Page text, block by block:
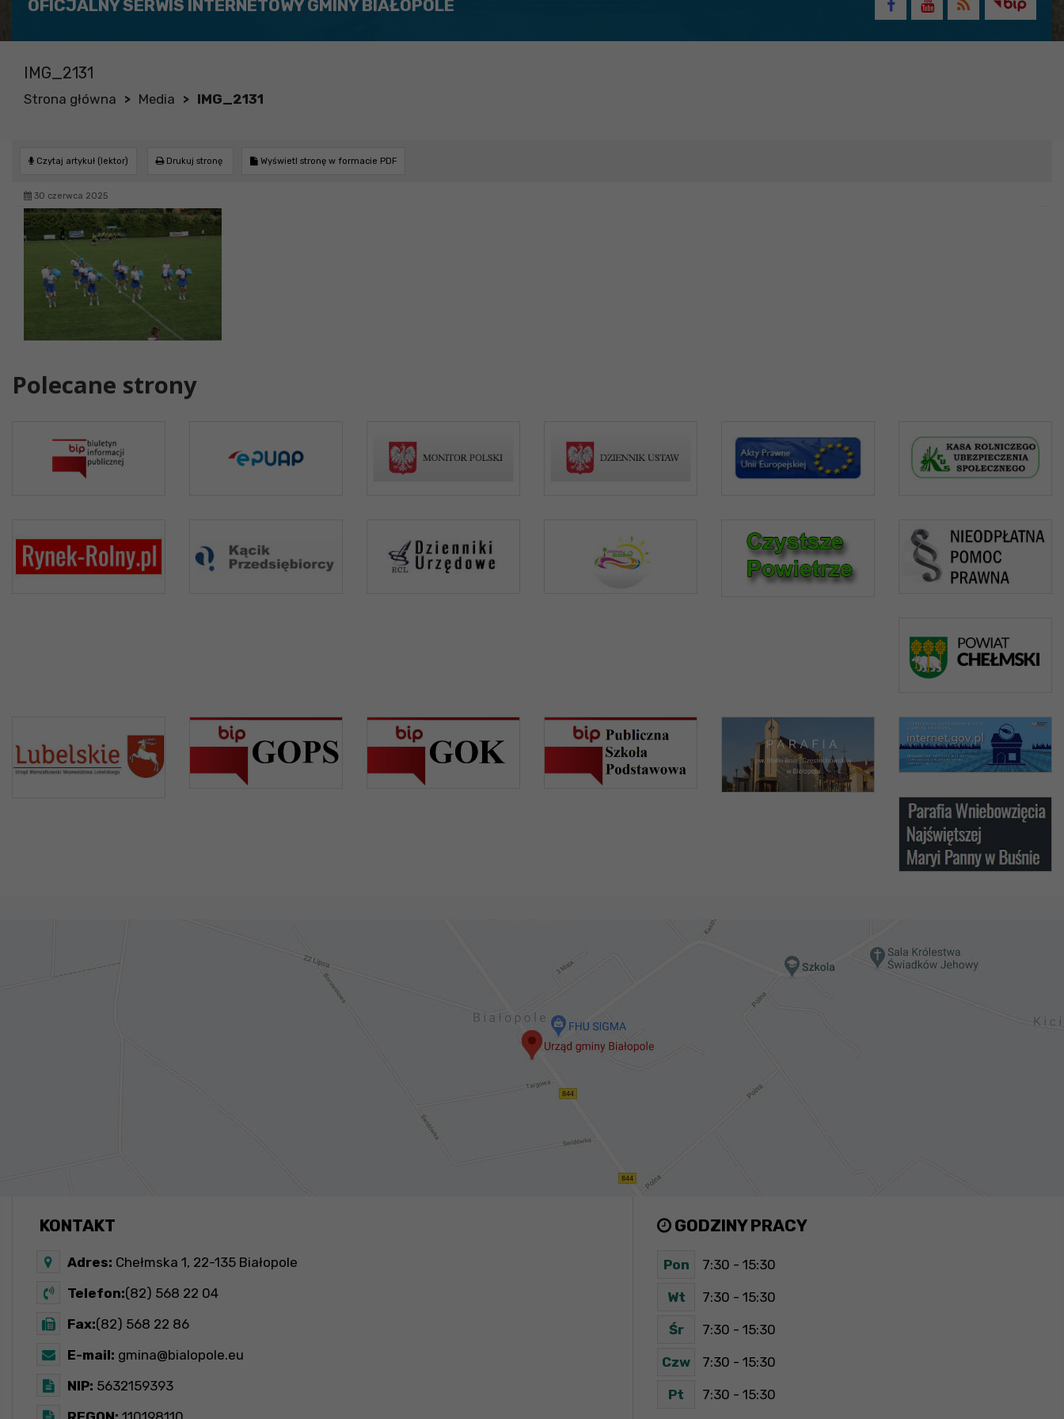
OFICJALNY SERWIS INTERNETOWY GMINY BIAŁOPOLE
IMG_2131
Strona główna > Media > IMG_2131
Czytaj artykuł (lektor) Drukuj stronę Wyświetl stronę w formacie PDF
30 czerwca 2025
Polecane strony
KONTAKT
Adres: Chełmska 1, 22-135 Białopole
Telefon:(82) 568 22 04
Fax:(82) 568 22 86
E-mail: gmina@bialopole.eu
NIP: 5632159393
GODZINY PRACY
Pon 7:30 - 15:30
Wt 7:30 - 15:30
Śr 7:30 - 15:30
Czw 7:30 - 15:30
Pt 7:30 - 15:30